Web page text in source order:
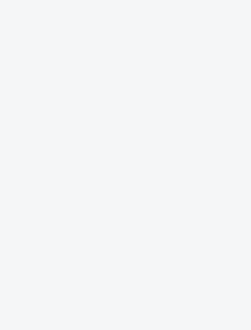
💬 Réagir à cet article
commentaire ou posez
L’ampleur du
vie réduite... : à lire